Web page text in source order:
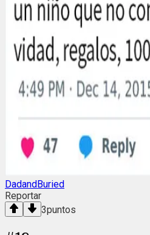
DadandBuried
Reportar
3puntos